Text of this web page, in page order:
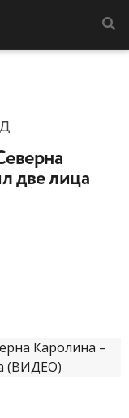
две лица